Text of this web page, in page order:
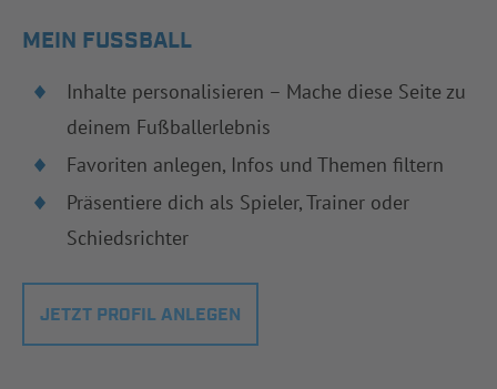
MEIN FUSSBALL
Inhalte personalisieren – Mache diese Seite zu
deinem Fußballerlebnis
Favoriten anlegen, Infos und Themen filtern
Präsentiere dich als Spieler, Trainer oder
Schiedsrichter
JETZT PROFIL ANLEGEN